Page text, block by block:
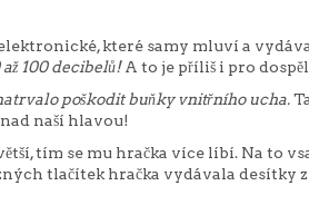
které samy mluví a
až 100 decibelů!A to je příliš i pro
poškodit buňky vnitřního ucha.
naší hlavou!
tím se mu hračka více líbí. Na to
tlačítek hračka vydávala desítky